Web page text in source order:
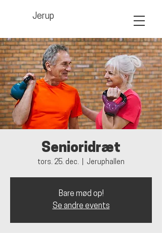
Jerup
Senioridræt
tors. 25. dec. Jeruphallen
Bare mød op!
Se andre events